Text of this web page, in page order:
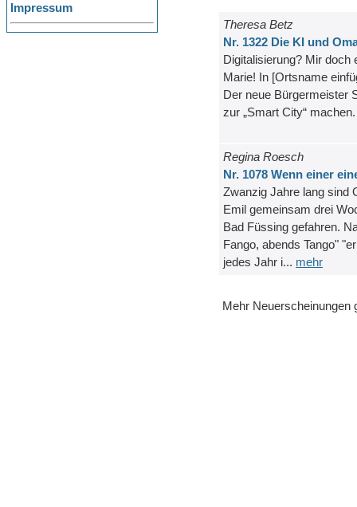
Impressum
Theresa Betz
Nr. 1322 Die KI und
Digitalisierung? Mir doch
Marie! In [Ortsname
Der neue Bürgermeister
zur „Smart City“
Regina Roesch
Nr. 1078 Wenn einer
Zwanzig Jahre lang sind
Emil gemeinsam drei
Bad Füssing gefahren.
Fango, abends Tango"
jedes Jahr i... mehr
Mehr Neuerscheinungen